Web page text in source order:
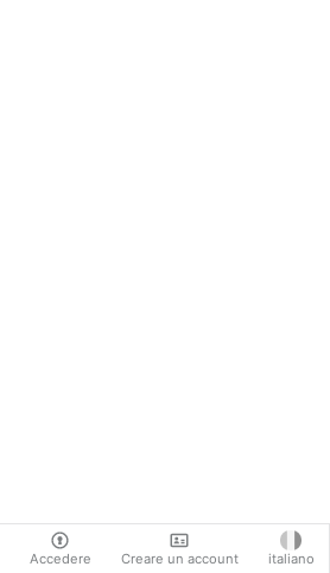
Accedere Creare un account italiano